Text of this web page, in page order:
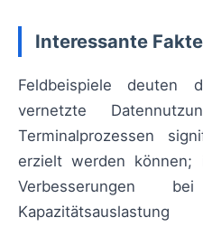
Interessante
Feldbeispiele deuten
vernetzte
Terminalprozessen
erzielt werden können;
Verbesserungen